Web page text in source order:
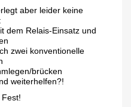
aber leider keine
dem Relais-Einsatz und
zwei konventionelle
brücken
weiterhelfen?!